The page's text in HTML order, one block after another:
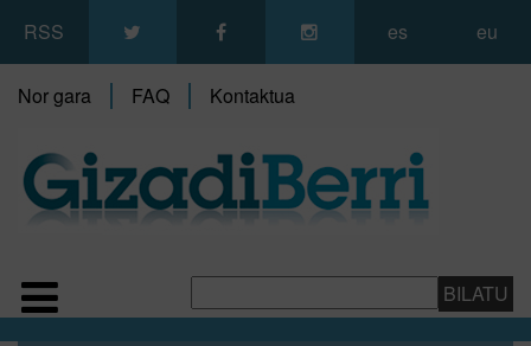
RSS es eu
Nor gara FAQ Kontaktua